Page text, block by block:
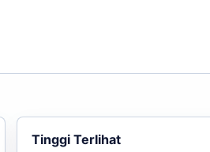
Tinggi Terlihat